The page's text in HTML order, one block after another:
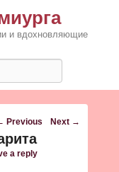
и вдохновляющие
Previous Next →
a reply